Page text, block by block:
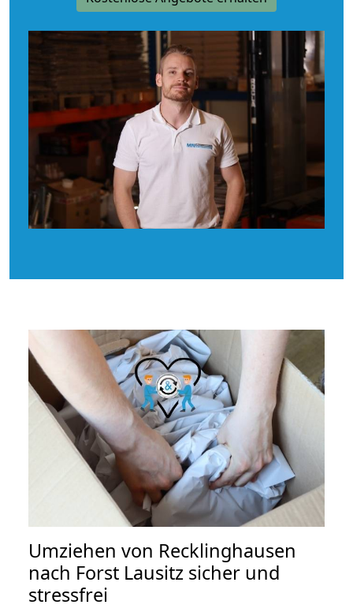
Umziehen von Recklinghausen
nach Forst Lausitz sicher und
stressfrei